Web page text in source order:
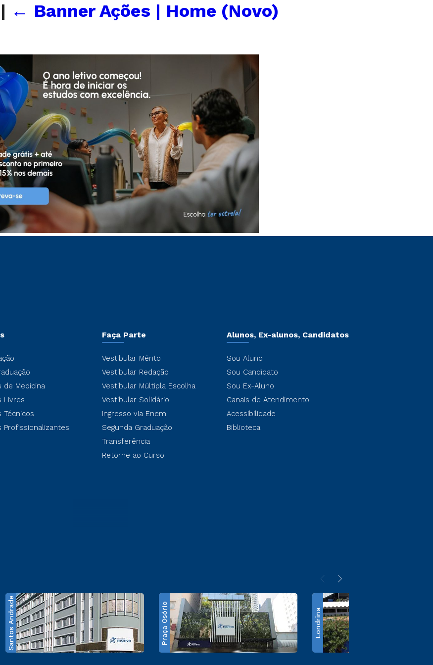
| ← Banner Ações | Home (Novo)
de Medicina
Livres
Técnicos
Profissionalizantes
Faça Parte
Vestibular Mérito
Vestibular Redação
Vestibular Múltipla Escolha
Vestibular Solidário
Ingresso via Enem
Segunda Graduação
Transferência
Retorne ao Curso
Alunos, Ex-alunos, Candidatos
Sou Aluno
Sou Candidato
Sou Ex-Aluno
Canais de Atendimento
Acessibilidade
Biblioteca
Santos Andrade Praça Osório Londrina